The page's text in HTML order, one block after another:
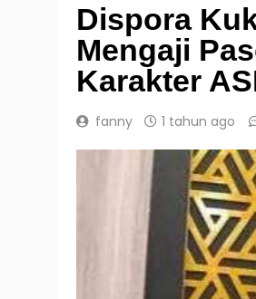
Dispora
Mengaji
Karakter
fanny 1 tahun ago